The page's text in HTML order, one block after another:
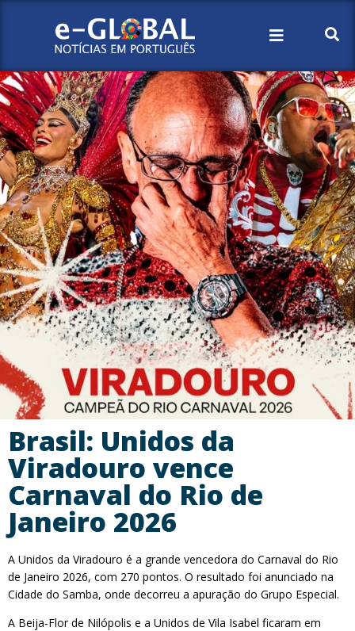
Brasil: Unidos da
Viradouro vence
Carnaval do Rio de
Janeiro 2026
A Unidos da Viradouro é a grande vencedora do Carnaval do Rio
de Janeiro 2026, com 270 pontos. O resultado foi anunciado na
Cidade do Samba, onde decorreu a apuração do Grupo Especial.
A Beija‑Flor de Nilópolis e a Unidos de Vila Isabel ficaram em